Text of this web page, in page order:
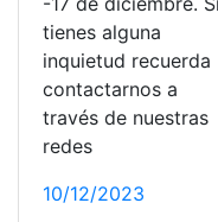
tienes alguna
inquietud recuerda
contactarnos a
través de nuestras
redes
10/12/2023